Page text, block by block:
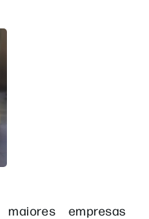
empresas